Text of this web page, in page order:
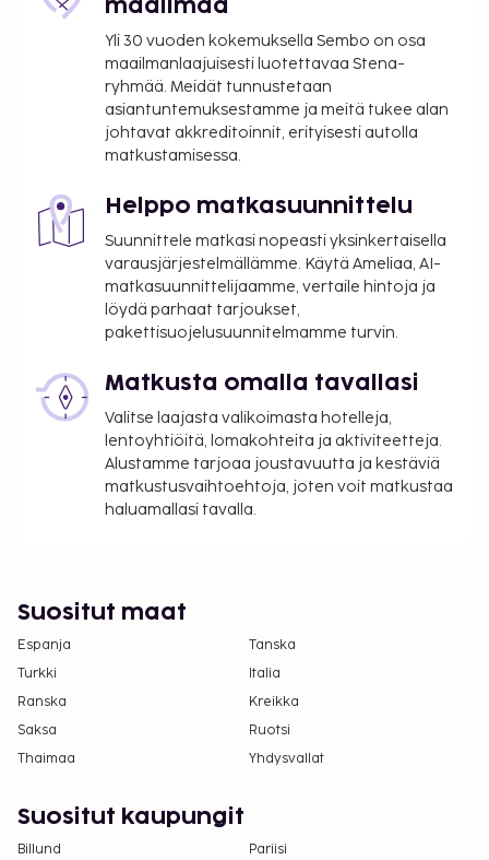
maailmaa
Yli 30 vuoden kokemuksella Sembo on osa
maailmanlaajuisesti luotettavaa Stena-
ryhmää. Meidät tunnustetaan
asiantuntemuksestamme ja meitä tukee alan
johtavat akkreditoinnit, erityisesti autolla
matkustamisessa.
Helppo matkasuunnittelu
Suunnittele matkasi nopeasti yksinkertaisella
varausjärjestelmällämme. Käytä Ameliaa, AI-
matkasuunnittelijaamme, vertaile hintoja ja
löydä parhaat tarjoukset,
pakettisuojelusuunnitelmamme turvin.
Matkusta omalla tavallasi
Valitse laajasta valikoimasta hotelleja,
lentoyhtiöitä, lomakohteita ja aktiviteetteja.
Alustamme tarjoaa joustavuutta ja kestäviä
matkustusvaihtoehtoja, joten voit matkustaa
haluamallasi tavalla.
Suositut maat
Espanja
Tanska
Turkki
Italia
Ranska
Kreikka
Saksa
Ruotsi
Thaimaa
Yhdysvallat
Suositut kaupungit
Billund
Pariisi